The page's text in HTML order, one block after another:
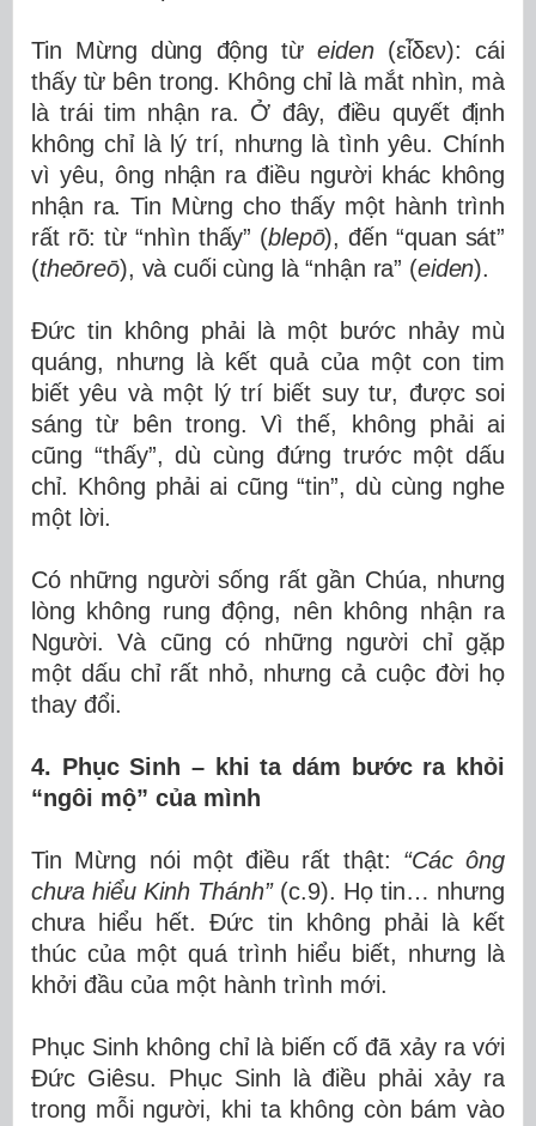
Tin Mừng dùng động từeiden(εἶδεν): cái
thấy từ bên trong. Không chỉ là mắt nhìn, mà
là trái tim nhận ra. Ở đây, điều quyết định
không chỉ là lý trí, nhưng là tình yêu. Chính
vì yêu, ông nhận ra điều người khác không
nhận ra. Tin Mừng cho thấy một hành trình
rất rõ: từ “nhìn thấy” (blepō), đến “quan sát”
(theōreō), và cuối cùng là “nhận ra” (eiden).
Đức tin không phải là một bước nhảy mù
quáng, nhưng là kết quả của một con tim
biết yêu và một lý trí biết suy tư, được soi
sáng từ bên trong. Vì thế, không phải ai
cũng “thấy”, dù cùng đứng trước một dấu
chỉ. Không phải ai cũng “tin”, dù cùng nghe
một lời.
Có những người sống rất gần Chúa, nhưng
lòng không rung động, nên không nhận ra
Người. Và cũng có những người chỉ gặp
một dấu chỉ rất nhỏ, nhưng cả cuộc đời họ
thay đổi.
4. Phục Sinh – khi ta dám bước ra khỏi
“ngôi mộ” của mình
Tin Mừng nói một điều rất thật: “Các ông
chưa hiểu Kinh Thánh” (c.9). Họ tin… nhưng
chưa hiểu hết. Đức tin không phải là kết
thúc của một quá trình hiểu biết, nhưng là
khởi đầu của một hành trình mới.
Phục Sinh không chỉ là biến cố đã xảy ra với
Đức Giêsu. Phục Sinh là điều phải xảy ra
trong mỗi người, khi ta không còn bám vào